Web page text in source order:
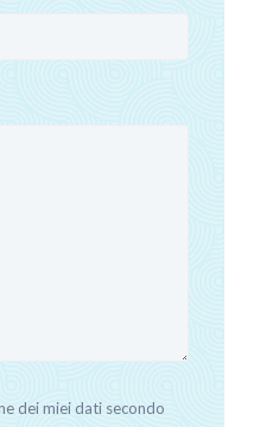
dei miei dati secondo